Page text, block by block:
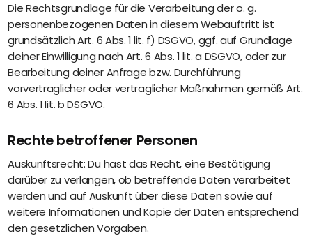
Die Rechtsgrundlage für die Verarbeitung der o. g.
personenbezogenen Daten in diesem Webauftritt ist
grundsätzlich Art. 6 Abs. 1 lit. f) DSGVO, ggf. auf Grundlage
deiner Einwilligung nach Art. 6 Abs. 1 lit. a DSGVO, oder zur
Bearbeitung deiner Anfrage bzw. Durchführung
vorvertraglicher oder vertraglicher Maßnahmen gemäß Art.
6 Abs. 1 lit. b DSGVO.
Rechte betroffener Personen
Auskunftsrecht: Du hast das Recht, eine Bestätigung
darüber zu verlangen, ob betreffende Daten verarbeitet
werden und auf Auskunft über diese Daten sowie auf
weitere Informationen und Kopie der Daten entsprechend
den gesetzlichen Vorgaben.